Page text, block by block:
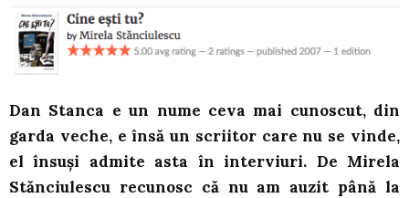
Dan Stanca e un nume ceva mai cunoscut, din
garda veche, e însă un scriitor care nu se vinde,
el însuși admite asta în interviuri. De Mirela
Stănciulescu recunosc că nu am auzit până la